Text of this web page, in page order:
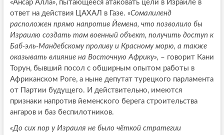
«Ансар Алла», пытающееся атаковать цели в Израиле в
ответ на действия ЦАХАЛ в Газе. «Сомалиленд
расположен прямо напротив Йемена, что позволило бы
Израилю создать там военный объект, получить доступ к
Баб-эль-Мандебскому проливу и Красному морю, а также
оказывать влияние на Восточную Африку», – говорит Кани
Торун, бывший посол с обширным опытом работы в
Африканском Роге, а ныне депутат турецкого парламента
от Партии будущего. И действительно, имеются
признаки напротив йеменского берега строительства
ангаров и баз беспилотников.
«До сих пор у Израиля не было чёткой стратегии